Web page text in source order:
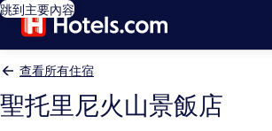
跳到主要內容
查看所有住宿
聖托里尼火山景飯店